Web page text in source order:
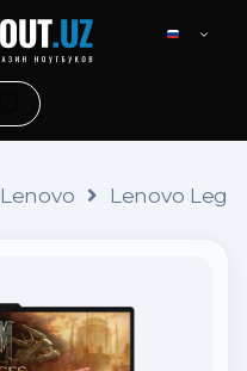
Lenovo Lenovo